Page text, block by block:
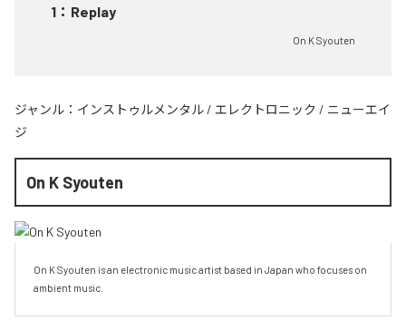
1 ： Replay
On K Syouten
ジャンル： インストゥルメンタル / エレクトロニック / ニューエイ
ジ
On K Syouten
On K Syouten is an electronic music artist based in Japan who focuses on
ambient music.